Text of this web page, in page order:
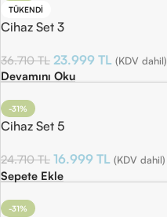
TÜKENDI
Cihaz Set 3
36.710TL 23.999 TL (KDV dahil)
Devamını Oku
-31%
Cihaz Set 5
24.710TL 16.999 TL (KDV dahil)
Sepete Ekle
-31%